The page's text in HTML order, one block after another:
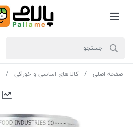
صفحه اصلی کالا های اساسی و خوراکی